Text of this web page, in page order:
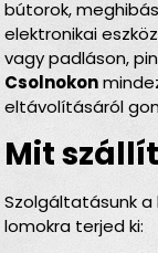
bútorok,
elektronikai
vagy padláson,
Csolnokon
eltávolításáról
Mit
Szolgáltatásunk
lomokra terjed ki: